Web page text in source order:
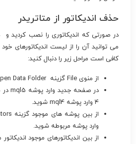
حذف اندیکاتور از متاتریدر
در صورتی که اندیکاتوری را نصب کردید و
می توانید آن را از لیست اندیکاتورهای
کافی است مراحل زیر را دنبال کنید:
از منوی File گزینه Open Data Folder را انتخاب کنید.
۴ وارد پوشه mql4 شوید.
وارد پوشه مربوطه شوید.
از بین اندیکاتورهای موجود